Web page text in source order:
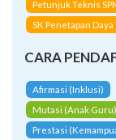
Petunjuk Teknis
SK Penetapan
CARA
Afirmasi (Inklusi)
Mutasi (Anak Guru)
Prestasi